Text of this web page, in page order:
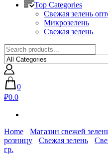
Top Categories
Свежая зелень
Микрозелень
Свежая зелень
0
₽0.0
Home
Магазин свежей
розницу
Свежая зелень
гр.